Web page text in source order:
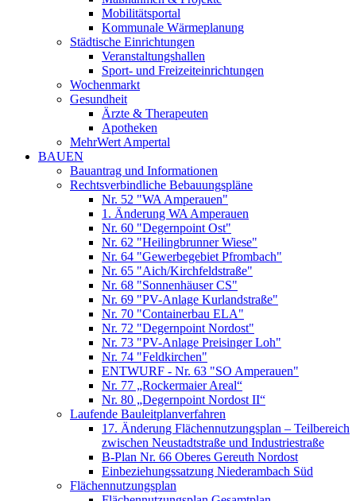
Mobilitätsportal
Kommunale Wärmeplanung
Städtische Einrichtungen
Veranstaltungshallen
Sport- und Freizeiteinrichtungen
Wochenmarkt
Gesundheit
Ärzte & Therapeuten
Apotheken
MehrWert Ampertal
BAUEN
Bauantrag und Informationen
Rechtsverbindliche Bebauungspläne
Nr. 52 "WA Amperauen"
1. Änderung WA Amperauen
Nr. 60 "Degernpoint Ost"
Nr. 62 "Heilingbrunner Wiese"
Nr. 64 "Gewerbegebiet Pfrombach"
Nr. 65 "Aich/Kirchfeldstraße"
Nr. 68 "Sonnenhäuser CS"
Nr. 69 "PV-Anlage Kurlandstraße"
Nr. 70 "Containerbau ELA"
Nr. 72 "Degernpoint Nordost"
Nr. 73 "PV-Anlage Preisinger Loh"
Nr. 74 "Feldkirchen"
ENTWURF - Nr. 63 "SO Amperauen"
Nr. 77 „Rockermaier Areal“
Nr. 80 „Degernpoint Nordost II“
Laufende Bauleitplanverfahren
17. Änderung Flächennutzungsplan – Teilbereich
zwischen Neustadtstraße und Industriestraße
B-Plan Nr. 66 Oberes Gereuth Nordost
Einbeziehungssatzung Niederambach Süd
Flächennutzungsplan